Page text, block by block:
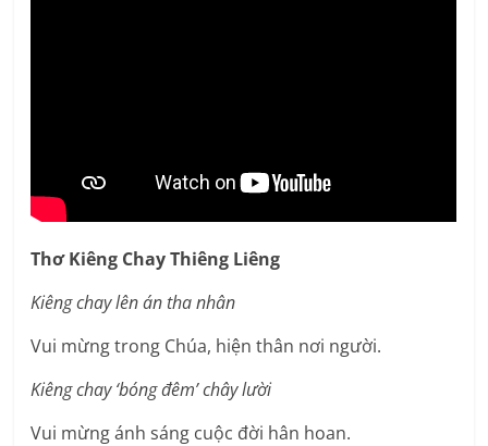
Thơ Kiêng Chay Thiêng Liêng
Kiêng chay lên án tha nhân
Vui mừng trong Chúa, hiện thân nơi người.
Kiêng chay ‘bóng đêm’ chây lười
Vui mừng ánh sáng cuộc đời hân hoan.